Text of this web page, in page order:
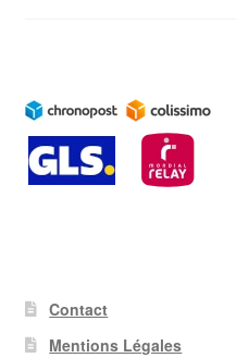
Contact
Mentions Légales